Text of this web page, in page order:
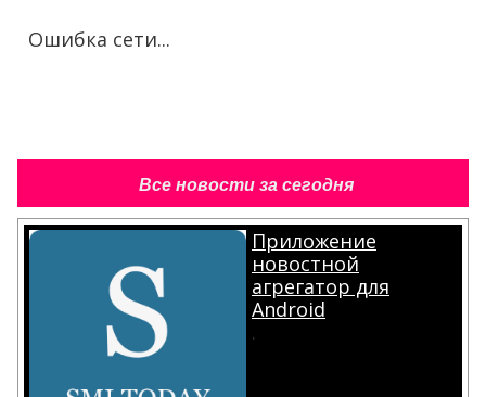
Ошибка сети...
Все новости за сегодня
Приложение
новостной
агрегатор для
Android
.